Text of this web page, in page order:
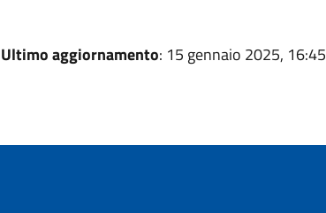
Ultimo aggiornamento: 15 gennaio 2025, 16:45